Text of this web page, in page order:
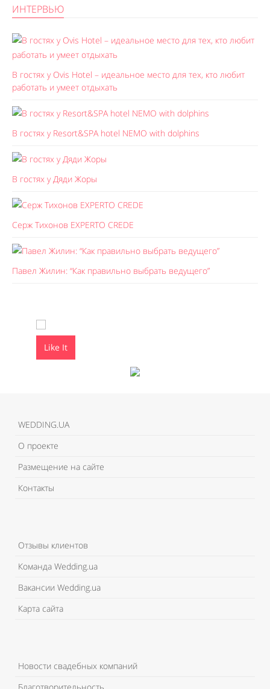
ИНТЕРВЬЮ
В гостях у Ovis Hotel – идеальное место для тех, кто любит
работать и умеет отдыхать
В гостях у Resort&SPA hotel NEMO with dolphins
В гостях у Дяди Жоры
Серж Тихонов EXPERTO CREDE
Павел Жилин: “Как правильно выбрать ведущего”
Like It
WEDDING.UA
О проекте
Размещение на сайте
Контакты
Отзывы клиентов
Команда Wedding.ua
Вакансии Wedding.ua
Карта сайта
Новости свадебных компаний